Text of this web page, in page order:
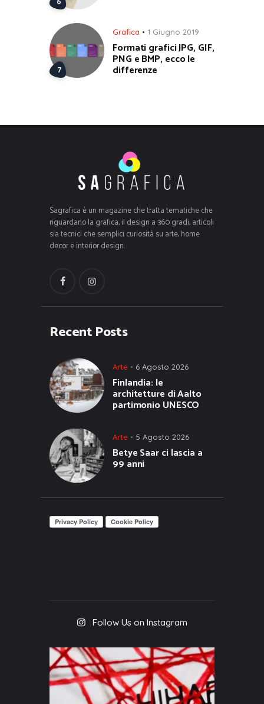
Grafica 1 Giugno 2019
Formati grafici JPG, GIF,
PNG e BMP, ecco le
differenze
Sagrafica è un magazine che tratta tematiche che
riguardano la grafica, il design a 360 gradi, articoli
sia tecnici che semplici curiosità su arte, home
decor e interior design.
Recent Posts
Arte 6 Agosto 2026
Finlandia: le
architetture di Aalto
partimonio UNESCO
Arte 5 Agosto 2026
Betye Saar ci lascia a
99 anni
Follow Us on Instagram